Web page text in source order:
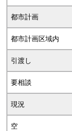
都市計画
都市計画区域内
引渡し
要相談
現況
空